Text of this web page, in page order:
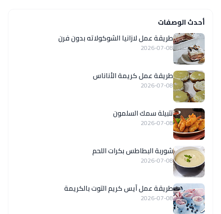
أحدث الوصفات
طريقة عمل لازانيا الشوكولاته بدون فرن
2026-07-08
طريقة عمل كريمة الأناناس
2026-07-08
تتبيلة سمك السلمون
2026-07-08
شوربة البطاطس بكرات اللحم
2026-07-08
طريقة عمل آيس كريم التوت بالكريمة
2026-07-08